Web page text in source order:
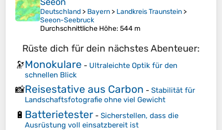
Deutschland > Bayern > Landkreis Traunstein >
Seeon-Seebruck
Durchschnittliche Höhe: 544 m
Rüste dich für dein nächstes Abenteuer:
🔭Monokulare - Ultraleichte Optik für den
schnellen Blick
📸Reisestative aus Carbon - Stabilität für
Landschaftsfotografie ohne viel Gewicht
🔋 Batterietester - Sicherstellen, dass die
Ausrüstung voll einsatzbereit ist